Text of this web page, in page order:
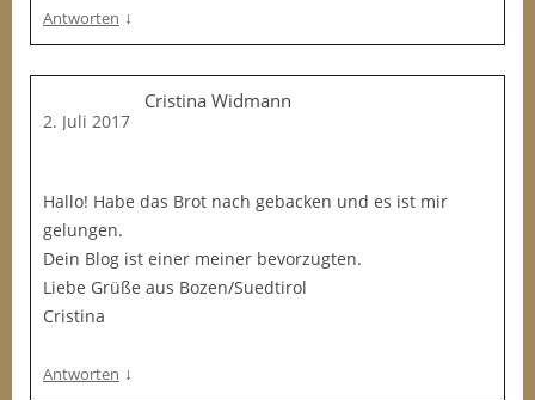
Antworten ↓
Cristina Widmann
2. Juli 2017
Hallo! Habe das Brot nach gebacken und es ist mir
gelungen.
Dein Blog ist einer meiner bevorzugten.
Liebe Grüße aus Bozen/Suedtirol
Cristina
Antworten ↓